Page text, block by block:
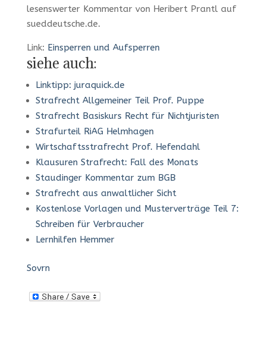
lesenswerter Kommentar von Heribert Prantl auf
sueddeutsche.de.
Link: Einsperren und Aufsperren
siehe auch:
Linktipp: juraquick.de
Strafrecht Allgemeiner Teil Prof. Puppe
Strafrecht Basiskurs Recht für Nichtjuristen
Strafurteil RiAG Helmhagen
Wirtschaftsstrafrecht Prof. Hefendahl
Klausuren Strafrecht: Fall des Monats
Staudinger Kommentar zum BGB
Strafrecht aus anwaltlicher Sicht
Kostenlose Vorlagen und Musterverträge Teil 7:
Schreiben für Verbraucher
Lernhilfen Hemmer
Sovrn